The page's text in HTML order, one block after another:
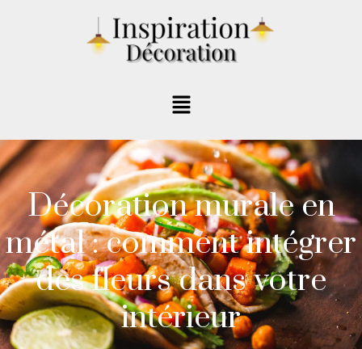
Décoration murale en
métal : comment intégrer
des fleurs dans votre
intérieur